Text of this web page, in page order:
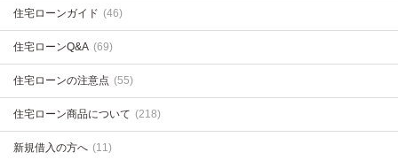
住宅ローンガイド (46)
住宅ローンQ&A (69)
住宅ローンの注意点 (55)
住宅ローン商品について (218)
新規借入の方へ (11)